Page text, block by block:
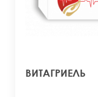
ВИТАГРИЕЛЬ